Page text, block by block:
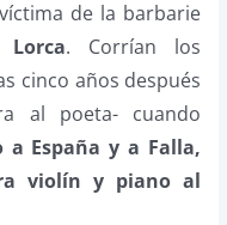
de la barbarie
Lorca. Corrían los
cinco años después
al poeta- cuando
a España y a Falla,
violín y piano al